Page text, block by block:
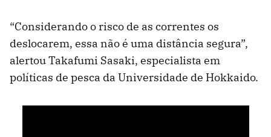
“Considerando o risco de as correntes os
deslocarem, essa não é uma distância segura”,
alertou Takafumi Sasaki, especialista em
políticas de pesca da Universidade de Hokkaido.